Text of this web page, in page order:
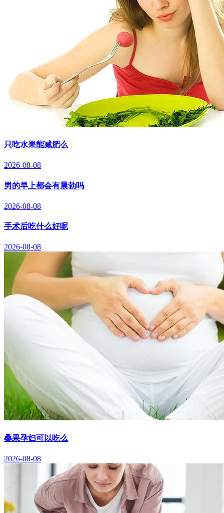
只吃水果能减肥么
2026-08-08
男的早上都会有晨勃吗
2026-08-08
手术后吃什么好呢
2026-08-08
桑果孕妇可以吃么
2026-08-08